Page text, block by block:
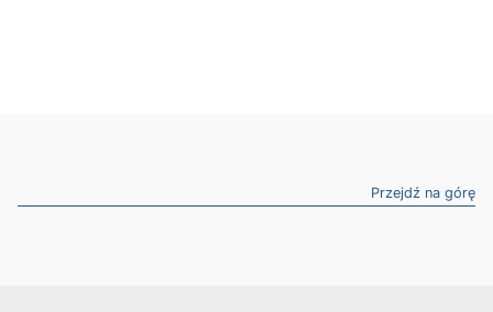
Przejdź na górę